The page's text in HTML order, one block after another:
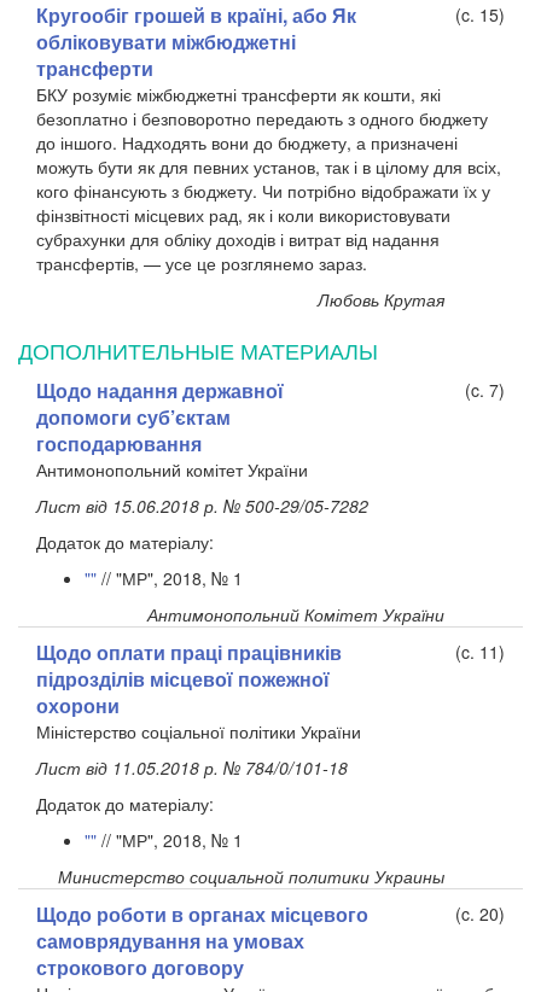
Кругообіг грошей в країні, або Як
обліковувати міжбюджетні
трансферти
(c. 15)
БКУ розуміє міжбюджетні трансферти як кошти, які
безоплатно і безповоротно передають з одного бюджету
до іншого. Надходять вони до бюджету, а призначені
можуть бути як для певних установ, так і в цілому для всіх,
кого фінансують з бюджету. Чи потрібно відображати їх у
фінзвітності місцевих рад, як і коли використовувати
субрахунки для обліку доходів і витрат від надання
трансфертів, — усе це розглянемо зараз.
Любовь Крутая
ДОПОЛНИТЕЛЬНЫЕ МАТЕРИАЛЫ
Щодо надання державної
допомоги суб’єктам
господарювання
(c. 7)
Антимонопольний комітет України
Лист від 15.06.2018 р. № 500-29/05-7282
Додаток до матеріалу:
"" // "МР", 2018, № 1
Антимонопольний Комітет України
Щодо оплати праці працівників
підрозділів місцевої пожежної
охорони
(c. 11)
Міністерство соціальної політики України
Лист від 11.05.2018 р. № 784/0/101-18
Додаток до матеріалу:
"" // "МР", 2018, № 1
Министерство социальной политики Украины
Щодо роботи в органах місцевого
самоврядування на умовах
строкового договору
(c. 20)